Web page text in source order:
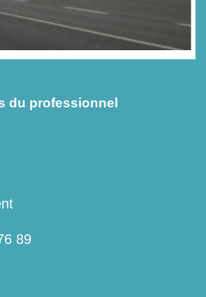
du professionnel
89